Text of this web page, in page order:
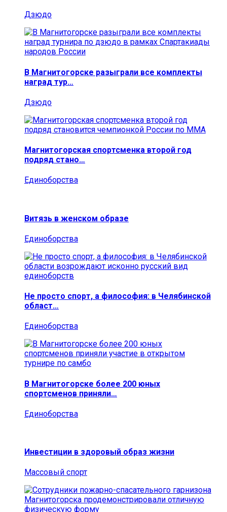
Дзюдо
В Магнитогорске разыграли все комплекты
наград тур…
Дзюдо
Магнитогорская спортсменка второй год
подряд стано…
Единоборства
Витязь в женском образе
Единоборства
Не просто спорт, а философия: в Челябинской
област…
Единоборства
В Магнитогорске более 200 юных
спортсменов приняли…
Единоборства
Инвестиции в здоровый образ жизни
Массовый спорт